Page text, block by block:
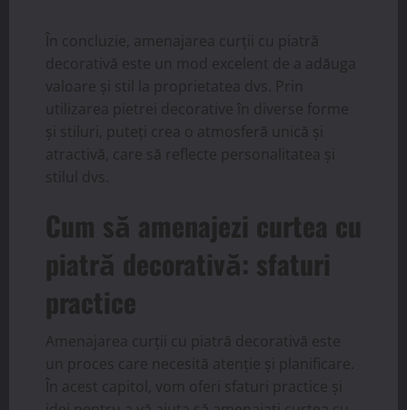
În concluzie, amenajarea curții cu piatră
decorativă este un mod excelent de a adăuga
valoare și stil la proprietatea dvs. Prin
utilizarea pietrei decorative în diverse forme
și stiluri, puteți crea o atmosferă unică și
atractivă, care să reflecte personalitatea și
stilul dvs.
Cum să amenajezi curtea cu
piatră decorativă: sfaturi
practice
Amenajarea curții cu piatră decorativă este
un proces care necesită atenție și planificare.
În acest capitol, vom oferi sfaturi practice și